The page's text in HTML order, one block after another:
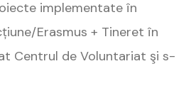
implementate în
Erasmus + Tineret în
Centrul de Voluntariat şi s-